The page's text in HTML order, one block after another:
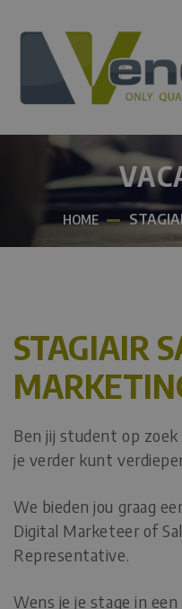
HOME
STAGIAIR
Ben jij student op
je verder kunt
We bieden jou graag
Digital Marketeer of
Representative.
Wens je je stage in